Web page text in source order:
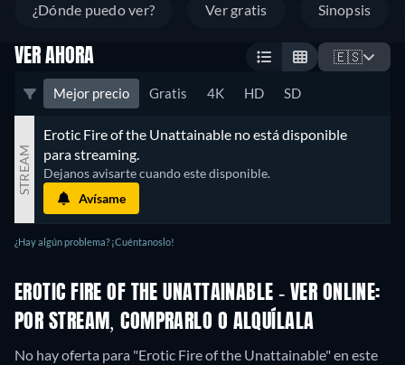
¿Dónde puedo ver? Ver gratis Sinopsis
VER AHORA 🇪🇸
Mejor precio Gratis 4K HD SD
STREAM
Erotic Fire of the Unattainable no está disponible
para streaming.
Dejanos avisarte cuando este disponible.
Avísame
¿Hay algún problema? ¡Cuéntanoslo!
EROTIC FIRE OF THE UNATTAINABLE - VER ONLINE:
POR STREAM, COMPRARLO O ALQUÍLALA
No hay oferta para "Erotic Fire of the Unattainable" en este